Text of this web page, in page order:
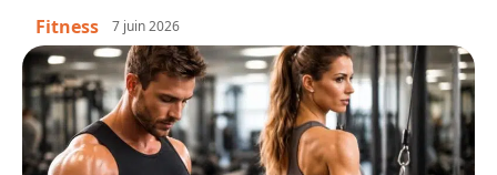
Fitness 7 juin 2026